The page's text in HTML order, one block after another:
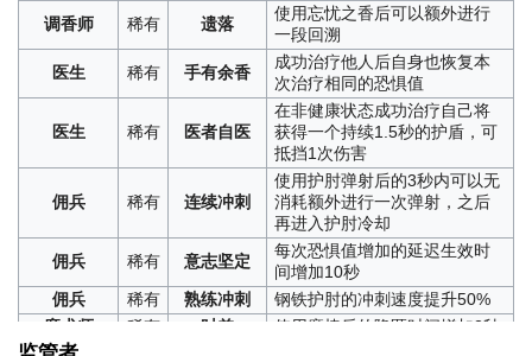
狂欢之椅上起飞倒计时速度降低20%
稀有
头脑清晰
技能的增益和减益效果强化30%
稀有
心灵手巧 翻找箱子速度提升200%
获得技能卡，使用后5秒内移速提升
20%，冷却时间60秒。移速提升数值
可通过重复获得卡牌叠加
获得道具卡，使用后获得一个手持
物，可通过许愿较大程度提升所选手
持物的获得概率
稀有 绝地反弹
获得道具卡，使用后消耗自身相当于
一次普通攻击的恐惧值，获得15秒内
移速提升25%，板窗交互速度提升
40%，救援速度提升60%、破译速度
提升25%
调香师
稀有 遗落
使用忘忧之香后可以额外进行
一段回溯
医生
稀有 手有余香
成功治疗他人后自身也恢复本
次治疗相同的恐惧值
医生 稀有 医者自医
在非健康状态成功治疗自己将
获得一个持续1.5秒的护盾，可
抵挡1次伤害
佣兵 稀有 连续冲刺
使用护肘弹射后的3秒内可以无
消耗额外进行一次弹射，之后
再进入护肘冷却
佣兵
稀有 意志坚定
每次恐惧值增加的延迟生效时
间增加10秒
佣兵
稀有 熟练冲刺
钢铁护肘的冲刺速度提升50%
魔术师
稀有 时差
使用魔棒后的隐匿时间增加2秒